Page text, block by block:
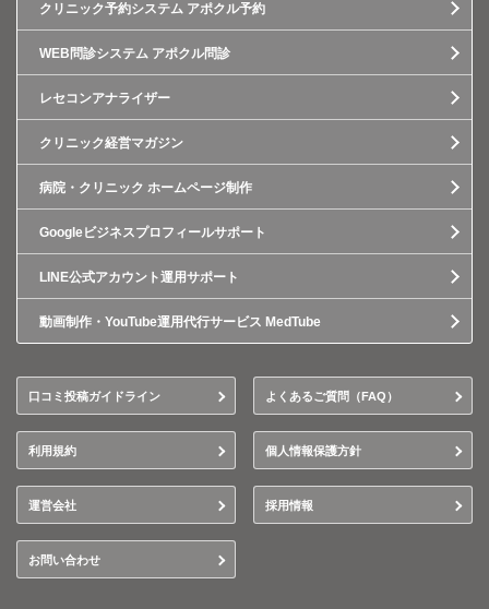
クリニック予約システム アポクル予約
WEB問診システム アポクル問診
レセコンアナライザー
クリニック経営マガジン
病院・クリニック ホームページ制作
Googleビジネスプロフィールサポート
LINE公式アカウント運用サポート
動画制作・YouTube運用代行サービス MedTube
口コミ投稿ガイドライン よくあるご質問（FAQ）
利用規約 個人情報保護方針
運営会社 採用情報
お問い合わせ